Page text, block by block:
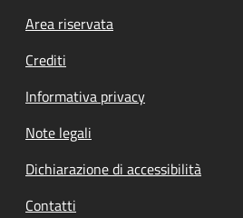
Footer menu
Area riservata
Crediti
Informativa privacy
Note legali
Dichiarazione di accessibilità
Contatti